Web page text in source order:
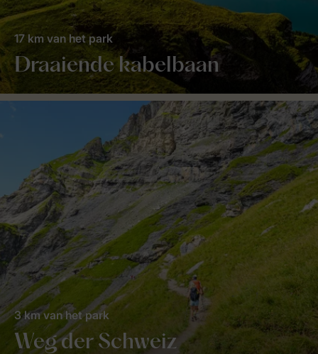
Draaiende kabelbaan
17 km van het park
Weg der Schweiz
3 km van het park